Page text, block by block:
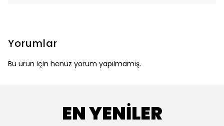
Yorumlar
Bu ürün için henüz yorum yapılmamış.
EN YENİLER